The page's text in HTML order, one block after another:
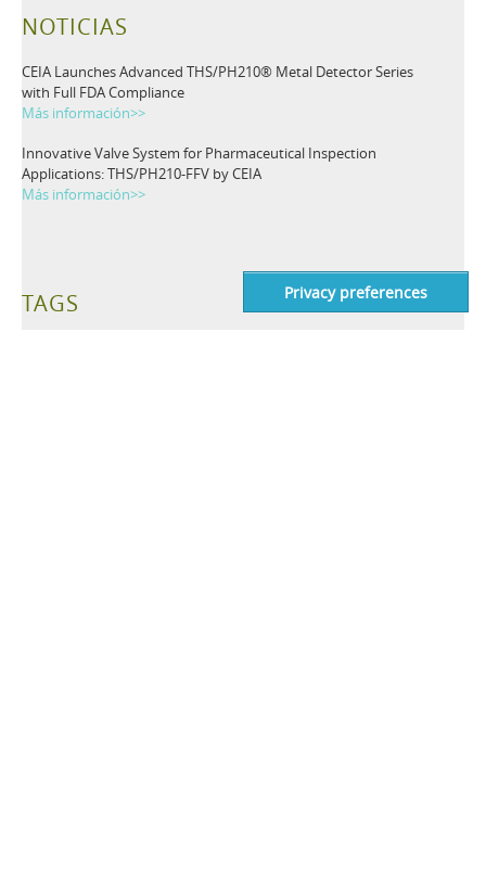
NOTICIAS
CEIA Launches Advanced THS/PH210® Metal Detector Series
with Full FDA Compliance
Más información>>
Innovative Valve System for Pharmaceutical Inspection
Applications: THS/PH210-FFV by CEIA
Más información>>
TAGS